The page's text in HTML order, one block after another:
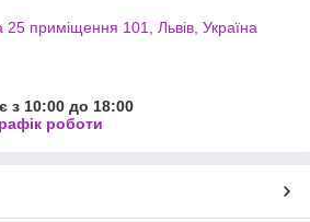
25 приміщення 101, Львів, Україна
з 10:00 до 18:00
роботи